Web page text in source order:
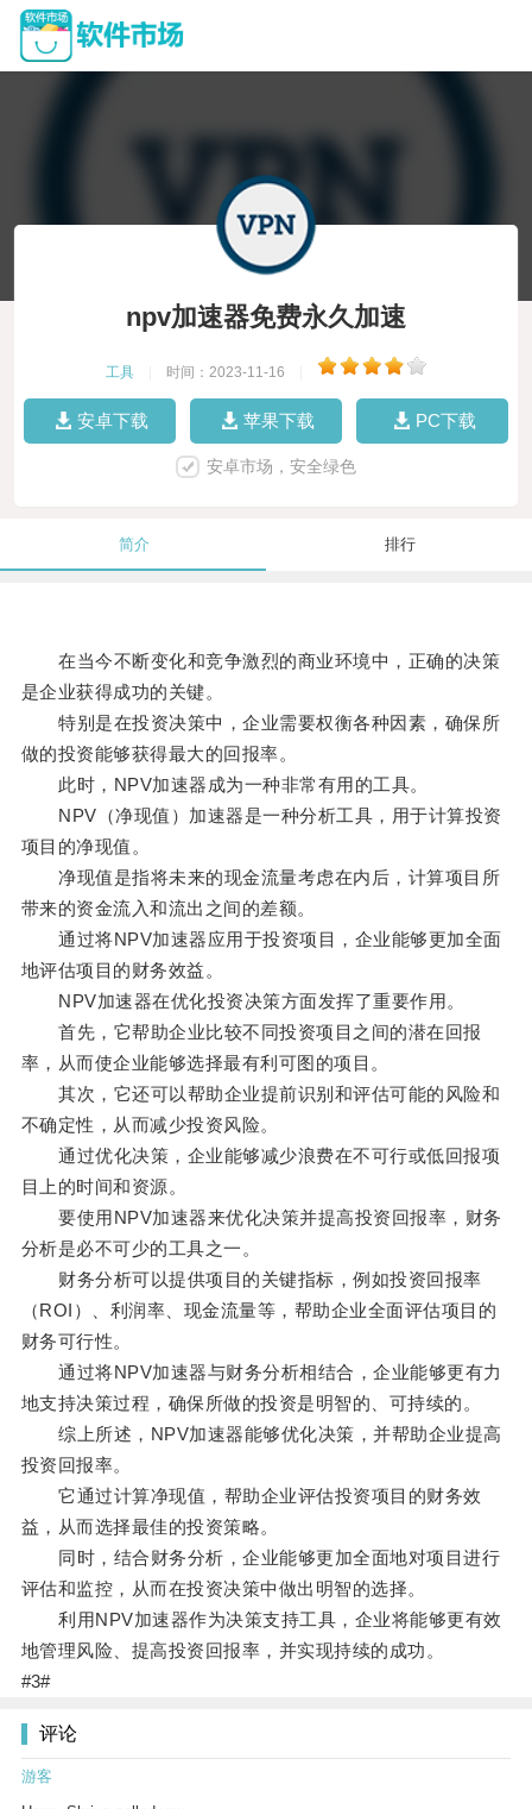
npv加速器免费永久加速
工具 时间：2023-11-16
安卓下载 苹果下载 PC下载
安卓市场，安全绿色
简介 排行
在当今不断变化和竞争激烈的商业环境中，正确的决策
是企业获得成功的关键。
特别是在投资决策中，企业需要权衡各种因素，确保所
做的投资能够获得最大的回报率。
此时，NPV加速器成为一种非常有用的工具。
NPV（净现值）加速器是一种分析工具，用于计算投资
项目的净现值。
净现值是指将未来的现金流量考虑在内后，计算项目所
带来的资金流入和流出之间的差额。
通过将NPV加速器应用于投资项目，企业能够更加全面
地评估项目的财务效益。
NPV加速器在优化投资决策方面发挥了重要作用。
首先，它帮助企业比较不同投资项目之间的潜在回报
率，从而使企业能够选择最有利可图的项目。
其次，它还可以帮助企业提前识别和评估可能的风险和
不确定性，从而减少投资风险。
通过优化决策，企业能够减少浪费在不可行或低回报项
目上的时间和资源。
要使用NPV加速器来优化决策并提高投资回报率，财务
分析是必不可少的工具之一。
财务分析可以提供项目的关键指标，例如投资回报率
（ROI）、利润率、现金流量等，帮助企业全面评估项目的
财务可行性。
通过将NPV加速器与财务分析相结合，企业能够更有力
地支持决策过程，确保所做的投资是明智的、可持续的。
综上所述，NPV加速器能够优化决策，并帮助企业提高
投资回报率。
它通过计算净现值，帮助企业评估投资项目的财务效
益，从而选择最佳的投资策略。
同时，结合财务分析，企业能够更加全面地对项目进行
评估和监控，从而在投资决策中做出明智的选择。
利用NPV加速器作为决策支持工具，企业将能够更有效
地管理风险、提高投资回报率，并实现持续的成功。
#3#
评论
游客